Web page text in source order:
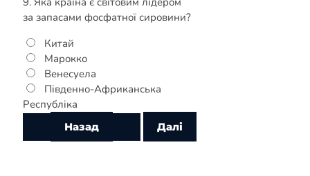
за запасами фосфатної сировини?
Китай
Марокко
Венесуела
Південно-Африканська
Республіка